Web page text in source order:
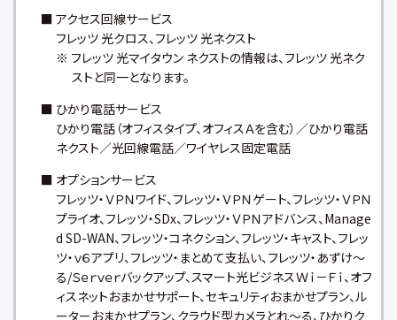
■ アクセス回線サービス
フレッツ 光クロス、フレッツ 光ネクスト
※ フレッツ 光マイタウン ネクストの情報は、フレッツ 光ネク
ストと同一となります。
■ ひかり電話サービス
ひかり電話（オフィスタイプ、オフィスＡを含む）／ひかり電話
ネクスト／光回線電話／ワイヤレス固定電話
■ オプションサービス
フレッツ・ＶＰＮワイド、フレッツ・ＶＰＮゲート、フレッツ・ＶＰＮ
プライオ、フレッツ・SDx、フレッツ・ＶＰＮアドバンス、Manage
d SD-WAN、フレッツ・コネクション、フレッツ・キャスト、フレッ
ツ・ｖ６アプリ、フレッツ・まとめて支払い、フレッツ・あずけ～
る/Ｓｅｒｖｅｒバックアップ、スマート光ビジネスＷｉ－Ｆｉ、オフ
ィスネットおまかせサポート、セキュリティおまかせプラン、ル
ーターおまかせプラン、クラウド型カメラとれ～る、ひかりク